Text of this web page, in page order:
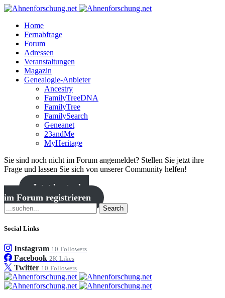
Home
Fernabfrage
Forum
Adressen
Veranstaltungen
Magazin
Genealogie-Anbieter
Ancestry
FamilyTreeDNA
FamilyTree
FamilySearch
Geneanet
23andMe
MyHeritage
Sie sind noch nicht im Forum angemeldet? Stellen Sie jetzt ihre
Frage und lassen Sie sich von unserer Community helfen!
Jetzt kostenlos
im Forum registrieren
Search
Social Links
Instagram 10 Followers
Facebook 2K Likes
Twitter 10 Followers